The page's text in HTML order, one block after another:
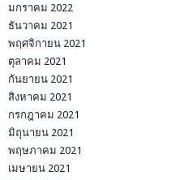
มกราคม 2022
ธันวาคม 2021
พฤศจิกายน 2021
ตุลาคม 2021
กันยายน 2021
สิงหาคม 2021
กรกฎาคม 2021
มิถุนายน 2021
พฤษภาคม 2021
เมษายน 2021